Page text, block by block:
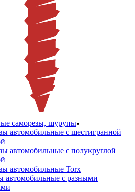
саморезы, шурупы
автомобильные с шестигранной
автомобильные с полукруглой
автомобильные Torx
с разными